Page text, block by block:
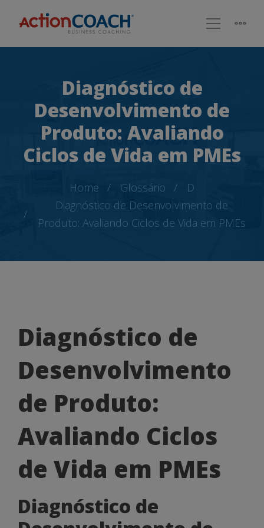
Diagnóstico de
Desenvolvimento de
Produto: Avaliando
Ciclos de Vida em PMEs
Home Glossário
D
Diagnóstico de Desenvolvimento de
Produto: Avaliando Ciclos de Vida em PMEs
Diagnóstico
de
Desenvolvimento
de
Produto:
Avaliando
Ciclos
Vida
Diagnóstico de
Desenvolvimento
de Produto:
Avaliando Ciclos
de Vida em PMEs
Diagnóstico de